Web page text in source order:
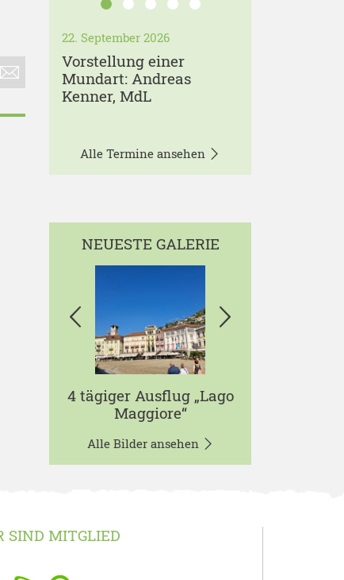
22. September 2026
Vorstellung einer
Mundart: Andreas
Kenner, MdL
Alle Termine ansehen
NEUESTE GALERIE
4 tägiger Ausflug „Lago
Maggiore“
Alle Bilder ansehen
SIND MITGLIED